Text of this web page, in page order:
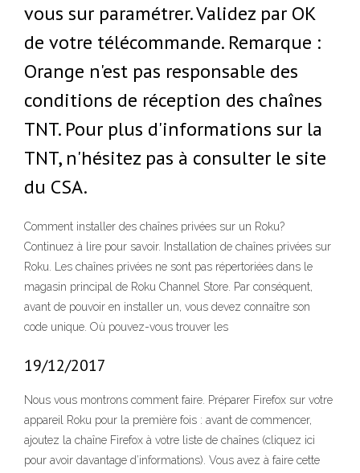
vous sur paramétrer. Validez par OK
de votre télécommande. Remarque :
Orange n'est pas responsable des
conditions de réception des chaînes
TNT. Pour plus d'informations sur la
TNT, n'hésitez pas à consulter le site
du CSA.
Comment installer des chaînes privées sur un Roku?
Continuez à lire pour savoir. Installation de chaînes privées sur
Roku. Les chaînes privées ne sont pas répertoriées dans le
magasin principal de Roku Channel Store. Par conséquent,
avant de pouvoir en installer un, vous devez connaître son
code unique. Où pouvez-vous trouver les
19/12/2017
Nous vous montrons comment faire. Préparer Firefox sur votre
appareil Roku pour la première fois : avant de commencer,
ajoutez la chaîne Firefox à votre liste de chaînes (cliquez ici
pour avoir davantage d’informations). Vous avez à faire cette